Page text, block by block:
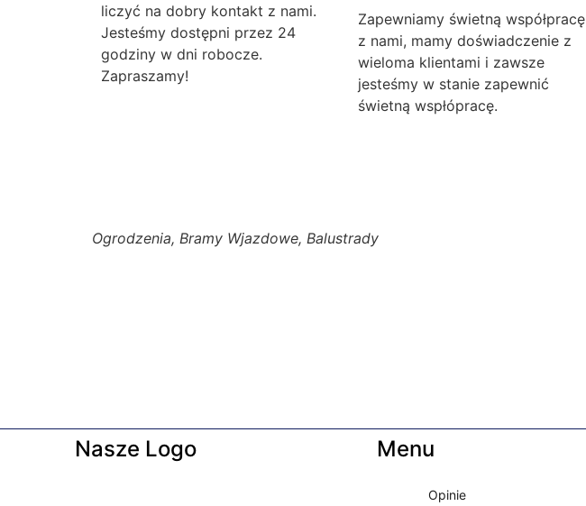
liczyć na dobry kontakt z nami.
Jesteśmy dostępni przez 24
godziny w dni robocze.
Zapraszamy!
Zapewniamy świetną współpracę
z nami, mamy doświadczenie z
wieloma klientami i zawsze
jesteśmy w stanie zapewnić
świetną wspłópracę.
Ogrodzenia, Bramy Wjazdowe, Balustrady
Nasze Logo Menu
Opinie